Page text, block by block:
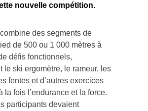
nouvelle compétition.
combine des segments de
de 500 ou 1 000 mètres à
défis fonctionnels,
le ski ergomètre, le rameur, les
fentes et d’autres exercices
la fois l’endurance et la force.
participants devaient